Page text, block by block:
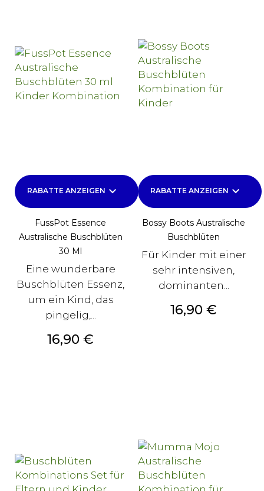
RABATTE ANZEIGEN keyboard_arrow_down
FussPot Essence
Australische Buschblüten
30 Ml
Eine wunderbare
Buschblüten Essenz,
um ein Kind, das
pingelig,...
Preis
16,90 €
RABATTE ANZEIGEN keyboard_arrow_down
Bossy Boots Australische
Buschblüten
Für Kinder mit einer
sehr intensiven,
dominanten...
Preis
16,90 €